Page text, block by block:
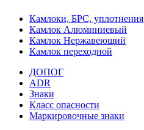
Камлоки, БРС, уплотнения
Камлок Алюминиевый
Камлок Нержавеющий
Камлок переходной
ДОПОГ
ADR
Знаки
Класс опасности
Маркировочные знаки